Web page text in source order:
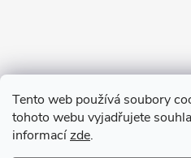
Tento web používá soubory
tohoto webu vyjadřujete
informacízde.